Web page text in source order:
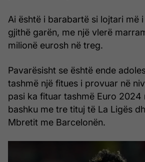
Ai është i barabartë si lojtari më
gjithë garën, me një vlerë
milionë eurosh në treg.
Pavarësisht se është ende
tashmë një fitues i provuar në
pasi ka fituar tashmë Euro 2024
bashku me tre tituj të La Ligës
Mbretit me Barcelonën.